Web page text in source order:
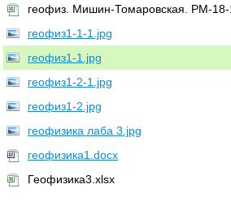
геофиз. Мишин-Томаровская. РМ-18-
геофиз1-1-1.jpg
геофиз1-1.jpg
геофиз1-2-1.jpg
геофиз1-2.jpg
геофизика лаба 3.jpg
геофизика1.docx
Геофизика3.xlsx